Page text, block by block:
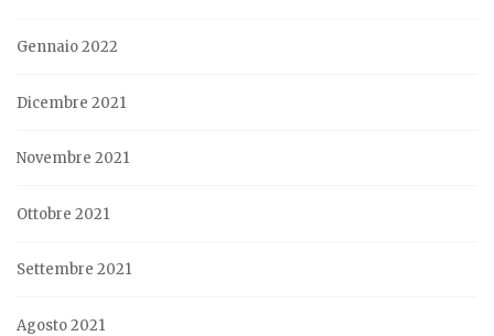
Gennaio 2022
Dicembre 2021
Novembre 2021
Ottobre 2021
Settembre 2021
Agosto 2021